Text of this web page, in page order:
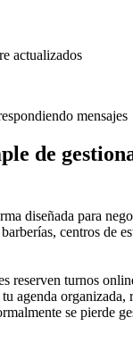
actualizados
mensajes
de
diseñada para
centros de
reserven turnos
agenda organizada,
se pierde